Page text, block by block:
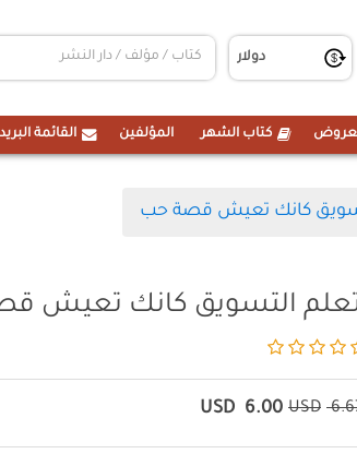
كتاب الشهر المؤلفين القائمة
كانك تعيش قصة حب
التسويق كانك تعيش
USD
6.00
USD